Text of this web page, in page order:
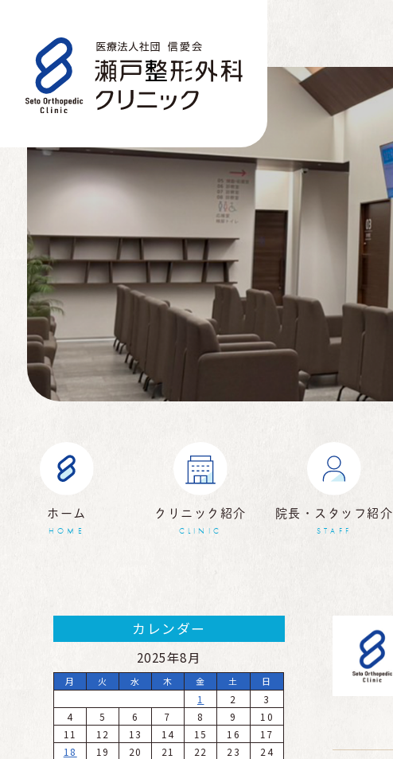
ホーム
HOME
クリニック紹介
CLINIC
院長・スタッフ紹介
STAFF
カレンダー
2025年8月
月 火 水 木 金 土 日
1 2
3
4
5 6 7 8 9
10
11
12 13 14 15 16
17
18
19 20 21 22 23
24